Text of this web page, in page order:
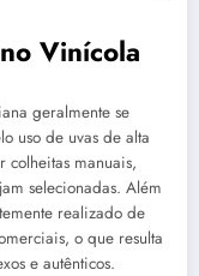
Vinícola
geralmente se
uso de uvas de alta
colheitas manuais,
selecionadas. Além
realizado de
o que resulta
e autênticos.